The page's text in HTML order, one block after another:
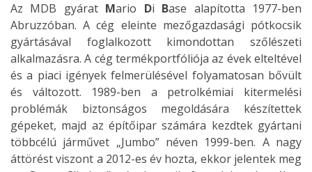
Az MDB gyárat Mario Di Base alapította 1977-ben
Abruzzóban. A cég eleinte mezőgazdasági pótkocsik
gyártásával foglalkozott kimondottan szőlészeti
alkalmazásra. A cég termékportfóliója az évek elteltével
és a piaci igények felmerülésével folyamatosan bővült
és változott. 1989-ben a petrolkémiai kitermelési
problémák biztonságos megoldására készítettek
gépeket, majd az építőipar számára kezdtek gyártani
többcélú járművet „Jumbo” néven 1999-ben. A nagy
áttörést viszont a 2012-es év hozta, ekkor jelentek meg